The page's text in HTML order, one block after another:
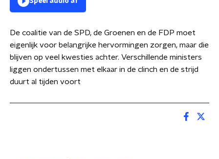
De coalitie van de SPD, de Groenen en de FDP moet
eigenlijk voor belangrijke hervormingen zorgen, maar die
blijven op veel kwesties achter. Verschillende ministers
liggen ondertussen met elkaar in de clinch en de strijd
duurt al tijden voort